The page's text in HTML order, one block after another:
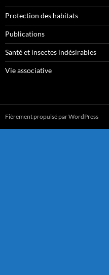
Protection des habitats
Publications
Santé et insectes indésirables
Vie associative
Fièrement propulsé par WordPress